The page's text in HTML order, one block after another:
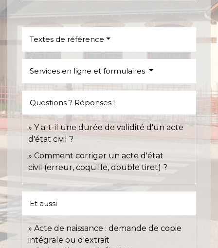
Textes de référence
Services en ligne et formulaires
Questions ? Réponses !
Y a-t-il une durée de validité d'un acte
d'état civil ?
Comment corriger un acte d'état
civil (erreur, coquille, double tiret) ?
Et aussi
Acte de naissance : demande de copie
intégrale ou d'extrait